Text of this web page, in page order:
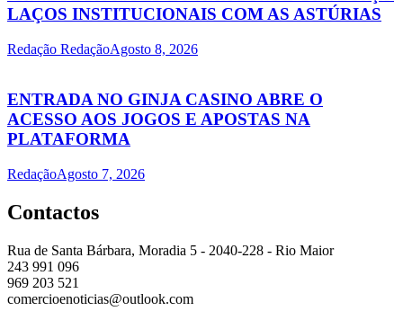
LAÇOS INSTITUCIONAIS COM AS ASTÚRIAS
Redação RedaçãoAgosto 8, 2026
ENTRADA NO GINJA CASINO ABRE O
ACESSO AOS JOGOS E APOSTAS NA
PLATAFORMA
RedaçãoAgosto 7, 2026
Contactos
Rua de Santa Bárbara, Moradia 5 - 2040-228 - Rio Maior
243 991 096
969 203 521
comercioenoticias@outlook.com